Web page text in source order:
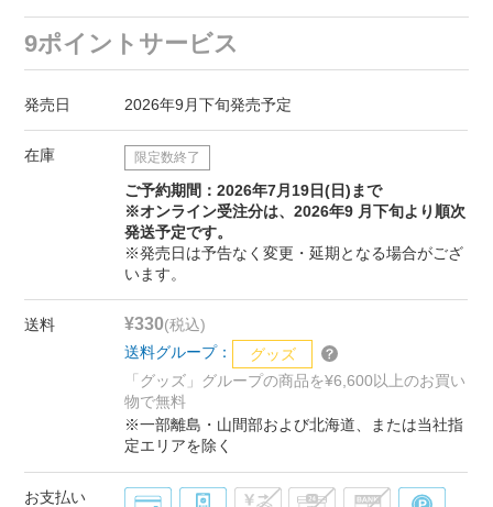
9ポイントサービス
発売日 2026年9月下旬発売予定
在庫 限定数終了
ご予約期間：2026年7月19日(日)まで
※オンライン受注分は、2026年9 月下旬より順次
発送予定です。
※発売日は予告なく変更・延期となる場合がござ
います。
送料 ¥330(税込)
送料グループ：
グッズ
「グッズ」グループの商品を¥6,600以上のお買い
物で無料
※一部離島・山間部および北海道、または当社指
定エリアを除く
お支払い